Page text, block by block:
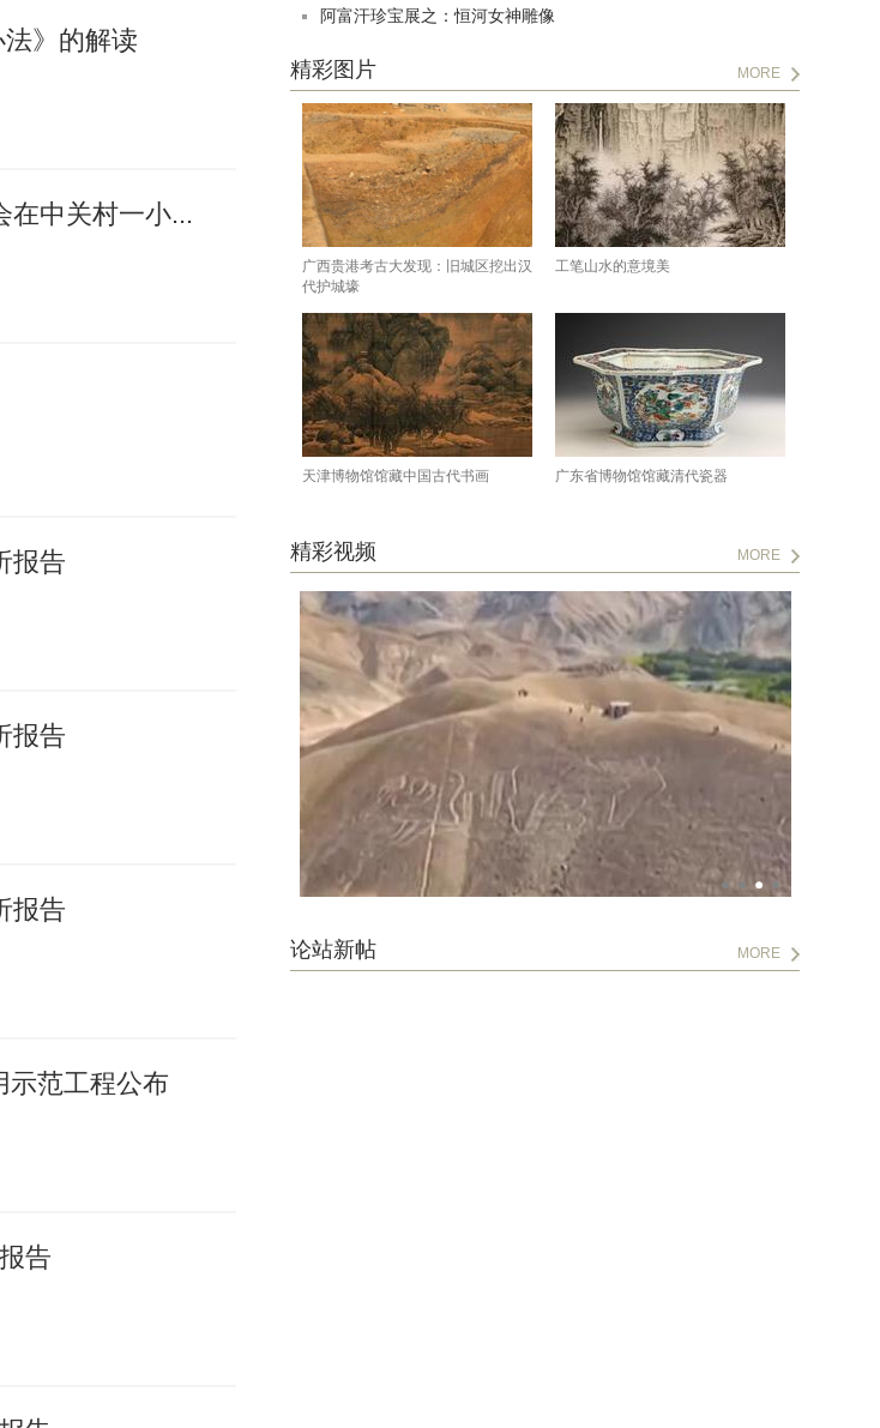
》的解读
在中关村一小...
报告
报告
报告
示范工程公布
告
阿富汗珍宝展之：恒河女神雕像
精彩图片 MORE
广西贵港考古大发现：旧城区挖出汉
代护城壕
工笔山水的意境美
天津博物馆馆藏中国古代书画 广东省博物馆馆藏清代瓷器
精彩视频 MORE
论站新帖 MORE